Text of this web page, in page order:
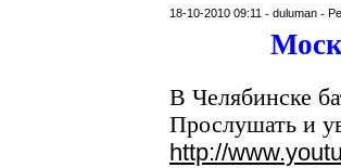
18-10-2010 09:11 -duluman -
В Челябинске
Прослушать и
http://